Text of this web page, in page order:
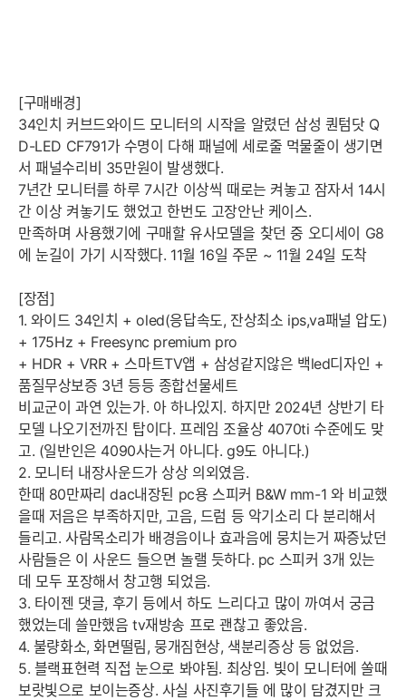
[구매배경]
34인치 커브드와이드 모니터의 시작을 알렸던 삼성 퀀텀닷 Q
D-LED CF791가 수명이 다해 패널에 세로줄 먹물줄이 생기면
서 패널수리비 35만원이 발생했다.
7년간 모니터를 하루 7시간 이상씩 때로는 켜놓고 잠자서 14시
간 이상 켜놓기도 했었고 한번도 고장안난 케이스.
만족하며 사용했기에 구매할 유사모델을 찾던 중 오디세이 G8
에 눈길이 가기 시작했다. 11월 16일 주문 ~ 11월 24일 도착
[장점]
1. 와이드 34인치 + oled(응답속도, 잔상최소 ips,va패널 압도)
+ 175Hz + Freesync premium pro
+ HDR + VRR + 스마트TV앱 + 삼성같지않은 백led디자인 +
품질무상보증 3년 등등 종합선물세트
비교군이 과연 있는가. 아 하나있지. 하지만 2024년 상반기 타
모델 나오기전까진 탑이다. 프레임 조율상 4070ti 수준에도 맞
고. (일반인은 4090사는거 아니다. g9도 아니다.)
2. 모니터 내장사운드가 상상 의외였음.
한때 80만짜리 dac내장된 pc용 스피커 B&W mm-1 와 비교했
을때 저음은 부족하지만, 고음, 드럼 등 악기소리 다 분리해서
들리고. 사람목소리가 배경음이나 효과음에 뭉치는거 짜증났던
사람들은 이 사운드 들으면 놀랠 듯하다. pc 스피커 3개 있는
데 모두 포장해서 창고행 되었음.
3. 타이젠 댓글, 후기 등에서 하도 느리다고 많이 까여서 궁금
했었는데 쓸만했음 tv재방송 프로 괜찮고 좋았음.
4. 불량화소, 화면떨림, 뭉개짐현상, 색분리증상 등 없었음.
5. 블랙표현력 직접 눈으로 봐야됨. 최상임. 빛이 모니터에 쏠때
보랏빛으로 보이는증상. 사실 사진후기들 에 많이 담겼지만 크